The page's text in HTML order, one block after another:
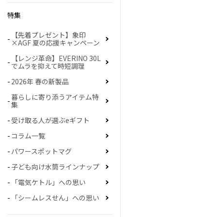
特集
【先着プレゼント】象印
×AGF 夏の応援キャンペーン
【レンジ革命】EVERINO 30L
でムラを抑えて時短調理
2026年 春の新製品
暮らしに寄り添うアイテム特
集
受け取る人が選ぶeギフト
コラム一覧
パワースポットマグ
子ども向け水筒ラインナップ
「電気ケトル」への思い
「シームレスせん」への思い